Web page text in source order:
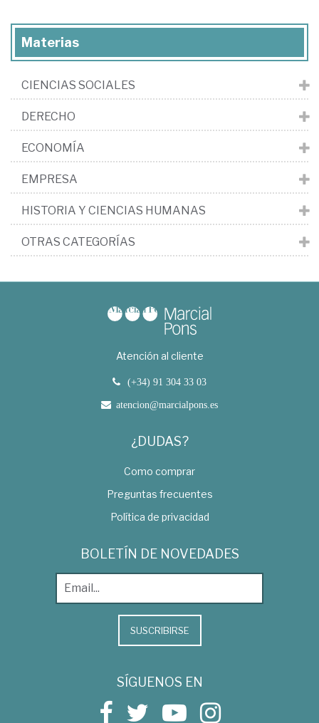
Materias
CIENCIAS SOCIALES
DERECHO
ECONOMÍA
EMPRESA
HISTORIA Y CIENCIAS HUMANAS
OTRAS CATEGORÍAS
Atención al cliente
(+34) 91 304 33 03
atencion@marcialpons.es
¿DUDAS?
Como comprar
Preguntas frecuentes
Política de privacidad
BOLETÍN DE NOVEDADES
SUSCRIBIRSE
SÍGUENOS EN